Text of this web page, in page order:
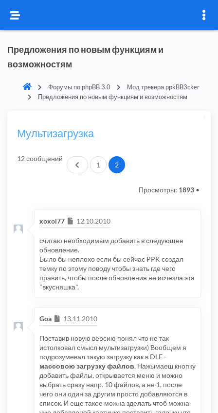
Предложения по новым функциям и
возможностям
Форумы по phpBB 3.0
Мод трекера ppkBB3cker
Предложения по новым функциям и возможностям
Мультизагрузка
12 сообщений
Пред.1 2
Просмотры: 1893 •
xoxol77 Сообщение
12.10.2010
считаю необходимым добавить в следующее
обновление.
Было бы неплохо если бы сейчас PPK создал
темку по этому поводу чтобы знать где чего
править, чтобы после обновления не исчезла эта
"вкусняшка".
Goa Сообщение
13.11.2010
Поставив новую версию понял что не так
истолковал смысл мультизагрузки) Вообщем я
подрозумевал такую загрузку как в DLE -
массовою загрузку файлов. Нажымаеш кнопку
добавить файлы, открывается меню и можно
выбрать сразу напр. 10 файлов, а не 1, после
чего они один за другим просто добавляются в
список. И еще такое можна зделать чтоб можна